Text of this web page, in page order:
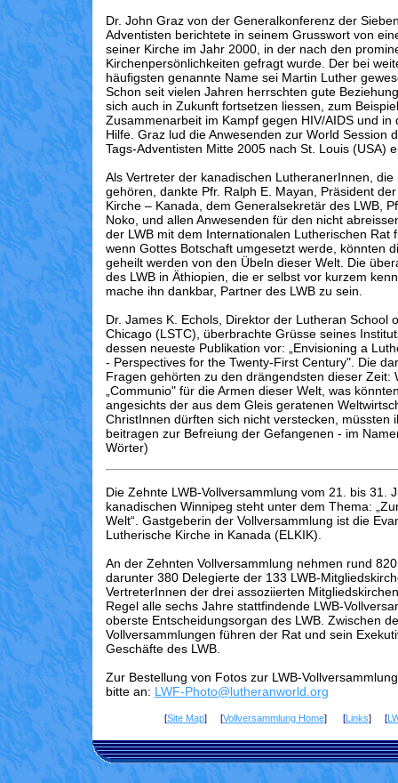
Dr. John Graz von der Generalkonferenz der
Adventisten berichtete in seinem Grusswort von
seiner Kirche im Jahr 2000, in der nach den
Kirchenpersönlichkeiten gefragt wurde. Der bei
häufigsten genannte Name sei Martin Luther
Schon seit vielen Jahren herrschten gute
sich auch in Zukunft fortsetzen liessen, zum
Zusammenarbeit im Kampf gegen HIV/AIDS und in
Hilfe. Graz lud die Anwesenden zur World Session
Tags-Adventisten Mitte 2005 nach St. Louis (USA)
Als Vertreter der kanadischen LutheranerInnen, die
gehören, dankte Pfr. Ralph E. Mayan, Präsident
Kirche – Kanada, dem Generalsekretär des LWB,
Noko, und allen Anwesenden für den nicht
der LWB mit dem Internationalen Lutherischen Rat
wenn Gottes Botschaft umgesetzt werde, könnten
geheilt werden von den Übeln dieser Welt. Die
des LWB in Äthiopien, die er selbst vor kurzem
mache ihn dankbar, Partner des LWB zu sein.
Dr. James K. Echols, Direktor der Lutheran School
Chicago (LSTC), überbrachte Grüsse seines
dessen neueste Publikation vor: „Envisioning a
- Perspectives for the Twenty-First Century". Die
Fragen gehörten zu den drängendsten dieser Zeit:
„Communio" für die Armen dieser Welt, was
angesichts der aus dem Gleis geratenen
ChristInnen dürften sich nicht verstecken, müssten
beitragen zur Befreiung der Gefangenen - im
Wörter)
Die Zehnte LWB-Vollversammlung vom 21. bis 31.
kanadischen Winnipeg steht unter dem Thema:
Welt“. Gastgeberin der Vollversammlung ist die
Lutherische Kirche in Kanada (ELKIK).
An der Zehnten Vollversammlung nehmen rund
darunter 380 Delegierte der 133 LWB-
VertreterInnen der drei assoziierten
Regel alle sechs Jahre stattfindende LWB-
oberste Entscheidungsorgan des LWB. Zwischen
Vollversammlungen führen der Rat und sein
Geschäfte des LWB.
Zur Bestellung von Fotos zur LWB-
bitte an: LWF-Photo@lutheranworld.org
[Site Map] [Vollversammlung Home] [Links] [